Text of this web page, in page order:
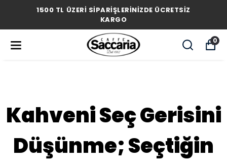
1500 TL ÜZERİ SİPARİŞLERİNİZDE ÜCRETSİZ
KARGO
0
Kahveni Seç Gerisini
Düşünme; Seçtiğin